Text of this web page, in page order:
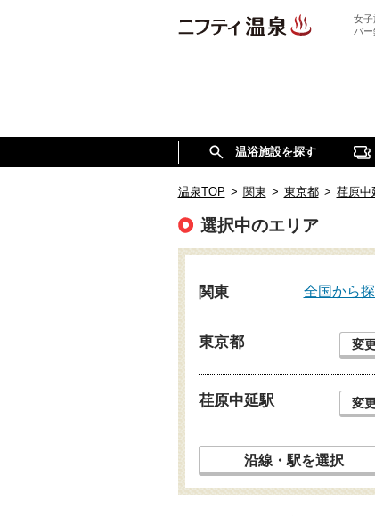
女子
パ
温浴施設を探す
温泉TOP > 関東 > 東京都 > 荏原中
選択中のエリア
関東 全国から
東京都 変
荏原中延駅 変
沿線・駅を選択